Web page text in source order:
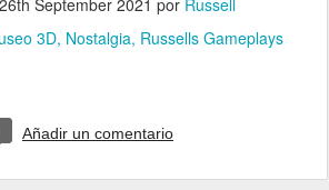
26th September 2021 por Russell
3D Nostalgia Russells Gameplays
Añadir un comentario